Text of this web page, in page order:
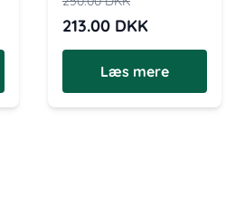
213.00 DKK
Læs mere